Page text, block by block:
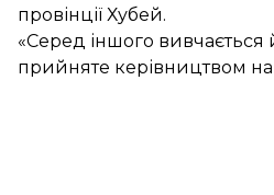
провінції Хубей.
«Серед іншого вивчається
прийняте керівництвом